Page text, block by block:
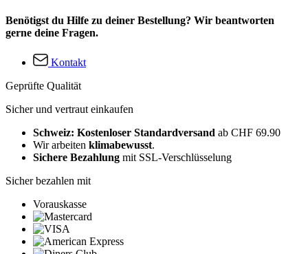
Benötigst du Hilfe zu deiner Bestellung? Wir beantworten
gerne deine Fragen.
Kontakt
Geprüfte Qualität
Sicher und vertraut einkaufen
Schweiz: Kostenloser Standardversand ab CHF 69.90
Wir arbeiten klimabewusst.
Sichere Bezahlung mit SSL-Verschlüsselung
Sicher bezahlen mit
Vorauskasse